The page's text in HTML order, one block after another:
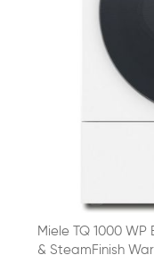
Miele TQ 1000
& SteamFinish